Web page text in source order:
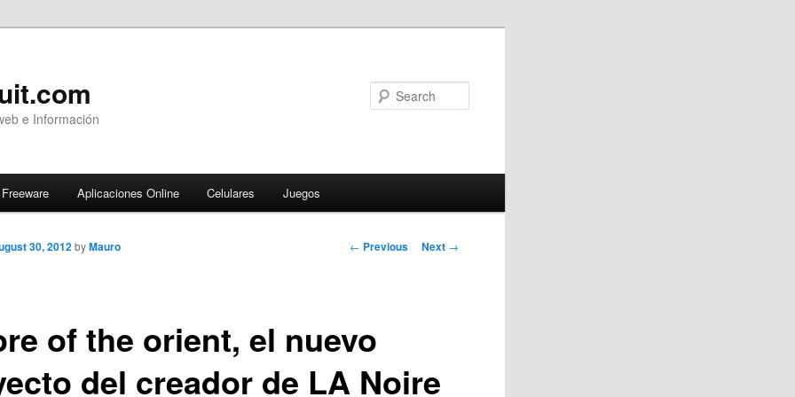
e Información
Freeware Aplicaciones Online Celulares Juegos
Post
← Previous Next →
of the orient, el nuevo
del creador de LA Noire
30, 2012 byMauro